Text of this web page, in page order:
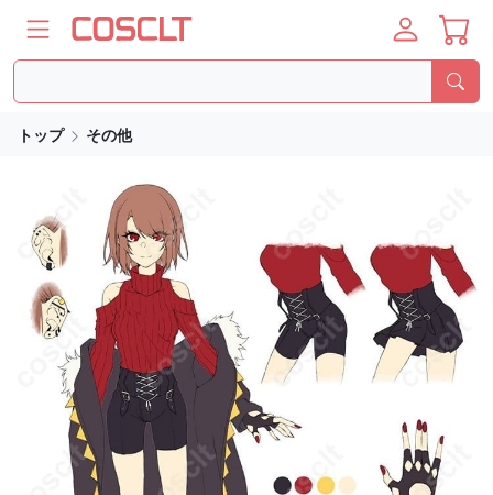
トップ その他